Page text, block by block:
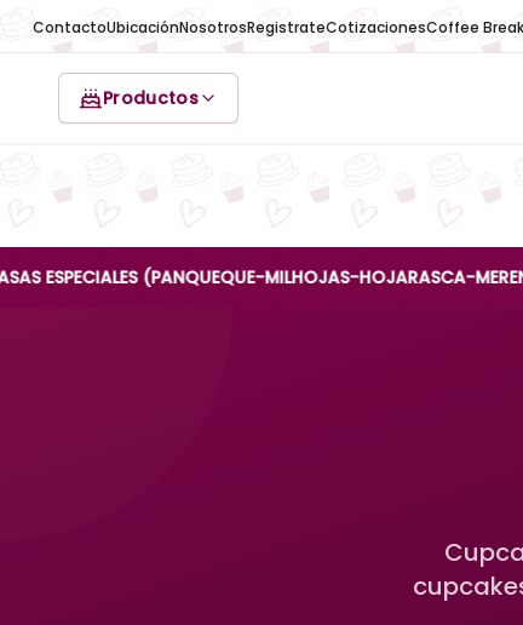
ContactoUbicaciónNosotrosRegistrateCotizacionesCoffee Break
Productos
(PANQUEQUE-MILHOJAS-HOJARASCA-MERENGUE-